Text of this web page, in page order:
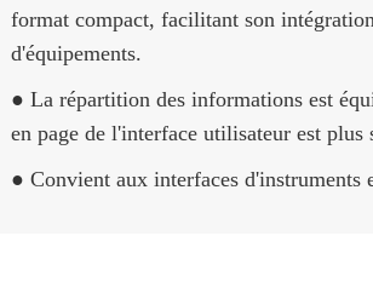
format compact, facilitant son
d'équipements.
● La répartition des informations est
en page de l'interface utilisateur est plus
● Convient aux interfaces d'instruments